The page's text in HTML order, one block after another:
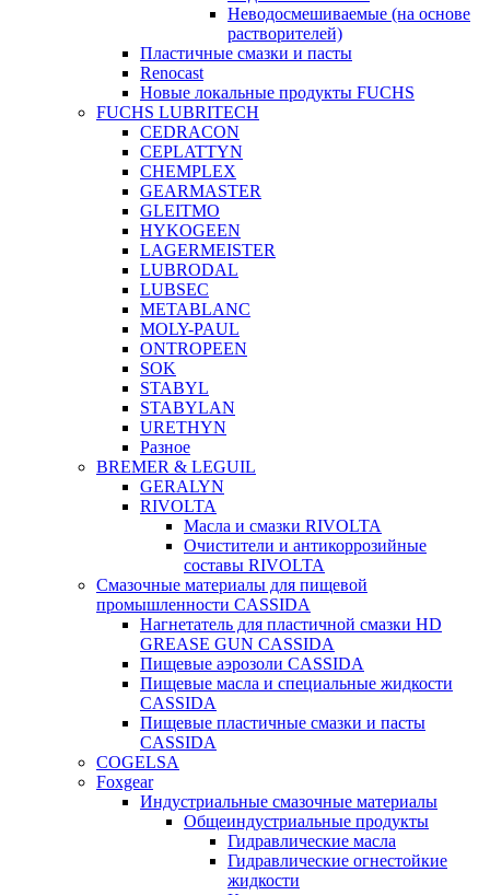
Неводосмешиваемые (на основе
растворителей)
Пластичные смазки и пасты
Renocast
Новые локальные продукты FUCHS
FUCHS LUBRITECH
CEDRACON
CEPLATTYN
CHEMPLEX
GEARMASTER
GLEITMO
HYKOGEEN
LAGERMEISTER
LUBRODAL
LUBSEC
METABLANC
MOLY-PAUL
ONTROPEEN
SOK
STABYL
STABYLAN
URETHYN
Разное
BREMER & LEGUIL
GERALYN
RIVOLTA
Масла и смазки RIVOLTA
Очистители и антикоррозийные
составы RIVOLTA
Смазочные материалы для пищевой
промышленности CASSIDA
Нагнетатель для пластичной смазки HD
GREASE GUN CASSIDA
Пищевые аэрозоли CASSIDA
Пищевые масла и специальные жидкости
CASSIDA
Пищевые пластичные смазки и пасты
CASSIDA
COGELSA
Foxgear
Индустриальные смазочные материалы
Общеиндустриальные продукты
Гидравлические масла
Гидравлические огнестойкие
жидкости